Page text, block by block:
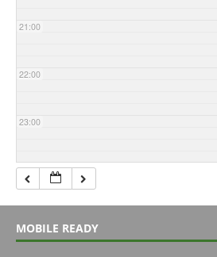
21:00
22:00
23:00
MOBILE READY